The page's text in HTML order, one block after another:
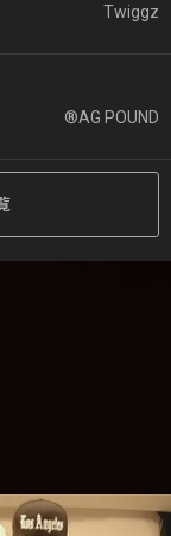
Twiggz
®AG POUND